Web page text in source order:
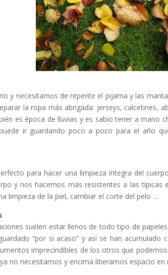
y necesitamos de repente el pijama y las
la ropa más abrigada: jerseys, calcetines,
es época de lluvias y es sabio tener a mano
ir guardando poco a poco para el año
para hacer una limpieza íntegra del
y nos hacemos más resistentes a las típicas
limpieza de la piel, cambiar el corte del pelo …
suelen estar llenos de todo tipo de
“por si acaso” y así se han acumulado
imprecindibles de los otros que
no necesitamos y encima liberamos espacio en